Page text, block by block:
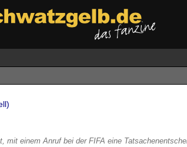
einem Anruf bei der FIFA eine